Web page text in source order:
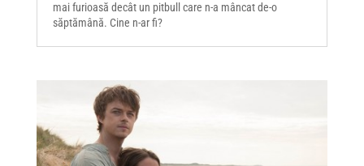
mai furioasă decât un pitbull care n-a mâncat de-o
săptămână. Cine n-ar fi?